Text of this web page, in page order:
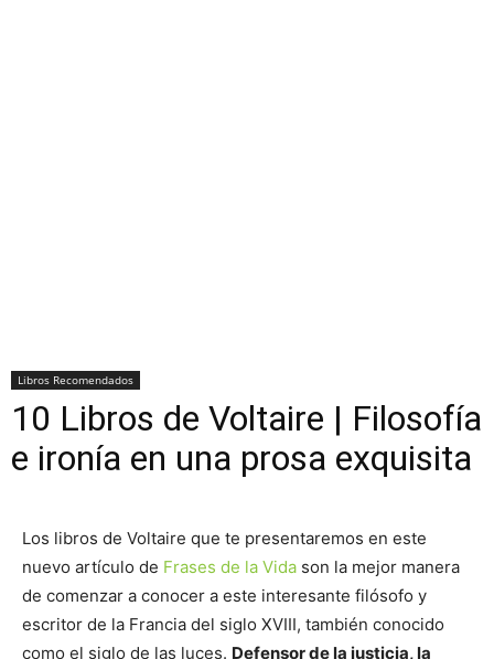
Libros Recomendados
10 Libros de Voltaire | Filosofía
e ironía en una prosa exquisita
Los libros de Voltaire que te presentaremos en este
nuevo artículo de Frases de la Vida son la mejor manera
de comenzar a conocer a este interesante filósofo y
escritor de la Francia del siglo XVIII, también conocido
como el siglo de las luces. Defensor de la justicia, la